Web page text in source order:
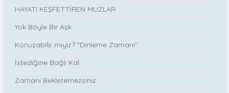
HAYATI KEŞFETTİREN MUZLAR
Yok Böyle Bir Aşk
Konuşabilir miyiz? "Dinleme Zamanı"
İstediğine Bağlı Kal
Zamanı Bekletemezsiniz